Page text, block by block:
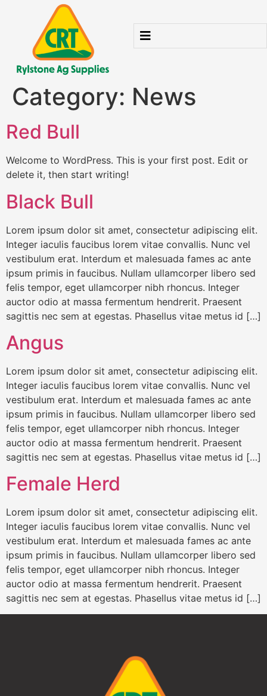
Category: News
Red Bull
Welcome to WordPress. This is your first post. Edit or
delete it, then start writing!
Black Bull
Lorem ipsum dolor sit amet, consectetur adipiscing elit.
Integer iaculis faucibus lorem vitae convallis. Nunc vel
vestibulum erat. Interdum et malesuada fames ac ante
ipsum primis in faucibus. Nullam ullamcorper libero sed
felis tempor, eget ullamcorper nibh rhoncus. Integer
auctor odio at massa fermentum hendrerit. Praesent
sagittis nec sem at egestas. Phasellus vitae metus id […]
Angus
Lorem ipsum dolor sit amet, consectetur adipiscing elit.
Integer iaculis faucibus lorem vitae convallis. Nunc vel
vestibulum erat. Interdum et malesuada fames ac ante
ipsum primis in faucibus. Nullam ullamcorper libero sed
felis tempor, eget ullamcorper nibh rhoncus. Integer
auctor odio at massa fermentum hendrerit. Praesent
sagittis nec sem at egestas. Phasellus vitae metus id […]
Female Herd
Lorem ipsum dolor sit amet, consectetur adipiscing elit.
Integer iaculis faucibus lorem vitae convallis. Nunc vel
vestibulum erat. Interdum et malesuada fames ac ante
ipsum primis in faucibus. Nullam ullamcorper libero sed
felis tempor, eget ullamcorper nibh rhoncus. Integer
auctor odio at massa fermentum hendrerit. Praesent
sagittis nec sem at egestas. Phasellus vitae metus id […]